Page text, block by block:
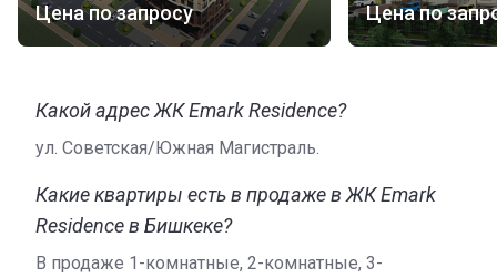
Цена по запросу Цена по
Какой адрес ЖК Emark Residence?
ул. Советская/Южная Магистраль.
Какие квартиры есть в продаже в ЖК Emark
Residence в Бишкеке?
В продаже 1-комнатные, 2-комнатные, 3-